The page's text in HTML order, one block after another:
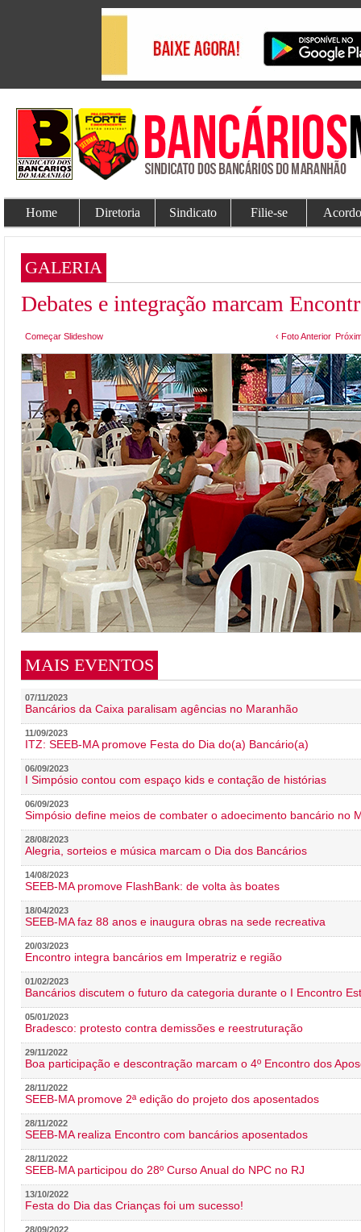
Home Diretoria Sindicato Filie-se
GALERIA
Debates e integração marcam
Começar Slideshow ‹ Foto Anterior
MAIS EVENTOS
07/11/2023
Bancários da Caixa paralisam agências no Maranhão
11/09/2023
ITZ: SEEB-MA promove Festa do Dia do(a) Bancário(a)
06/09/2023
I Simpósio contou com espaço kids e contação de histórias
06/09/2023
Simpósio define meios de combater o adoecimento bancário no
28/08/2023
Alegria, sorteios e música marcam o Dia dos Bancários
14/08/2023
SEEB-MA promove FlashBank: de volta às boates
18/04/2023
SEEB-MA faz 88 anos e inaugura obras na sede recreativa
20/03/2023
Encontro integra bancários em Imperatriz e região
01/02/2023
Bancários discutem o futuro da categoria durante o I Encontro
05/01/2023
Bradesco: protesto contra demissões e reestruturação
29/11/2022
Boa participação e descontração marcam o 4º Encontro dos
28/11/2022
SEEB-MA promove 2ª edição do projeto dos aposentados
28/11/2022
SEEB-MA realiza Encontro com bancários aposentados
28/11/2022
SEEB-MA participou do 28º Curso Anual do NPC no RJ
13/10/2022
Festa do Dia das Crianças foi um sucesso!
28/09/2022